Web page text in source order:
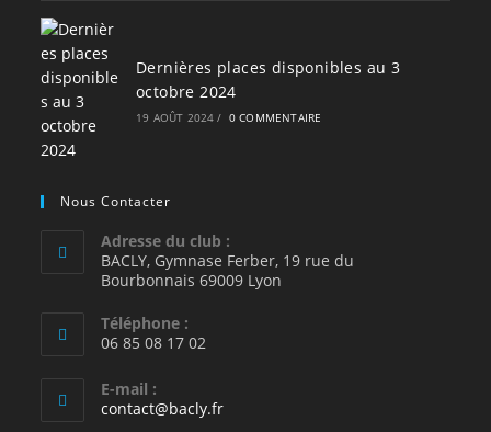
Dernières places disponibles au 3
octobre 2024
19 AOÛT 2024 / 0 COMMENTAIRE
Nous Contacter
Adresse du club :
BACLY, Gymnase Ferber, 19 rue du
Bourbonnais 69009 Lyon
Téléphone :
06 85 08 17 02
E-mail :
contact@bacly.frS’ouvre